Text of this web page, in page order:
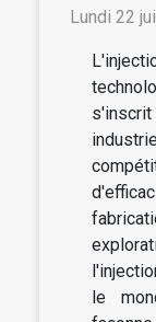
Lundi 22
le